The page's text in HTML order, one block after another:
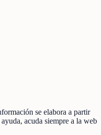
se elabora a partir
acuda siempre a la web